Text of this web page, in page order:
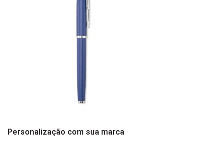
Personalização com sua marca